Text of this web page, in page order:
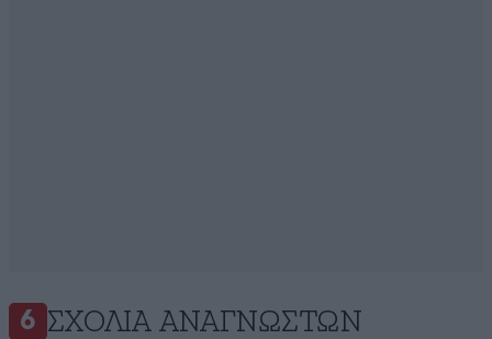
6 ΣΧΌΛΙΑ ΑΝΑΓΝΩΣΤΏΝ